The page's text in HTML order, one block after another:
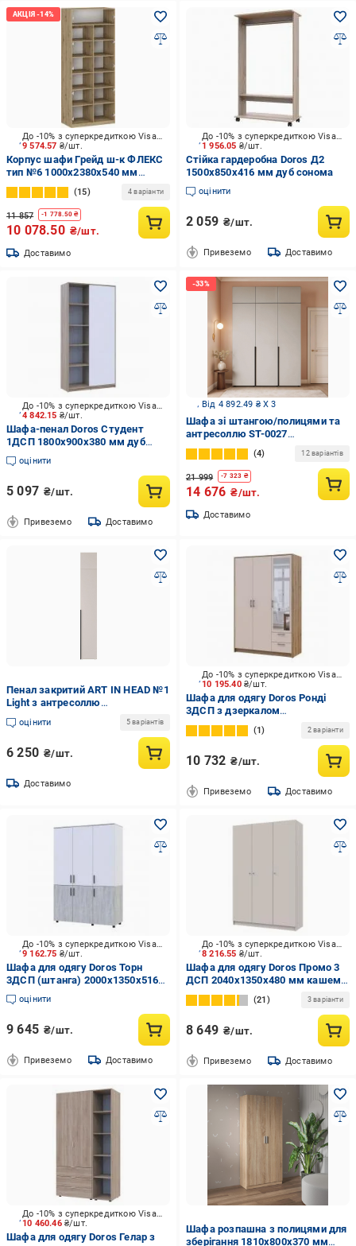
9 574.57 ₴/шт.
До -10% з суперкредиткою Visa Вигода
Корпус шафи Грейд ш-к ФЛЕКС
тип №6 1000х2380х540 мм
2380х1000х540 мм дуб артізан
15 4 варіанти
11 857 -1 778.50 ₴
10 078.50 ₴/шт.
Доставимо
1 956.05 ₴/шт.
До -10% з суперкредиткою Visa Вигода
Стійка гардеробна Doros Д2
1500х850х416 мм дуб сонома
оцінити
2 059 ₴/шт.
Привеземо Доставимо
4 842.15 ₴/шт.
До -10% з суперкредиткою Visa Вигода
Шафа-пенал Doros Студент
1ДСП 1800х900х380 мм дуб
сонома
оцінити
5 097 ₴/шт.
Привеземо Доставимо
Від 4 892.49 ₴ X 3
Шафа зі штангою/полицями та
антресоллю ST-0027
1800х520х2600 мм Кашемір
4 12 варіантів
21 999 -7 323 ₴
14 676 ₴/шт.
Доставимо
Пенал закритий ART IN HEAD №1
Light з антресоллю
400x500x2600 мм Кашемір
(GAA2LT08140000000)
оцінити 5 варіантів
6 250 ₴/шт.
Доставимо
10 195.40 ₴/шт.
До -10% з суперкредиткою Visa Вигода
Шафа для одягу Doros Ронді
3ДСП з дзеркалом
1950х1210х520 мм дуб артізан
кашемір
1 2 варіанти
10 732 ₴/шт.
Привеземо Доставимо
9 162.75 ₴/шт.
До -10% з суперкредиткою Visa Вигода
Шафа для одягу Doros Торн
3ДСП (штанга) 2000х1350х516
мм білий / сосна натті / білий/
сосна натті
оцінити
9 645 ₴/шт.
Привеземо Доставимо
8 216.55 ₴/шт.
До -10% з суперкредиткою Visa Вигода
Шафа для одягу Doros Промо 3
ДСП 2040х1350х480 мм кашемір
/ кашемір
21 3 варіанти
8 649 ₴/шт.
Привеземо Доставимо
10 460.46 ₴/шт.
До -10% з суперкредиткою Visa Вигода
Шафа для одягу Doros Гелар з
Шафа розпашна з полицями для
зберігання 1810х800х370 мм